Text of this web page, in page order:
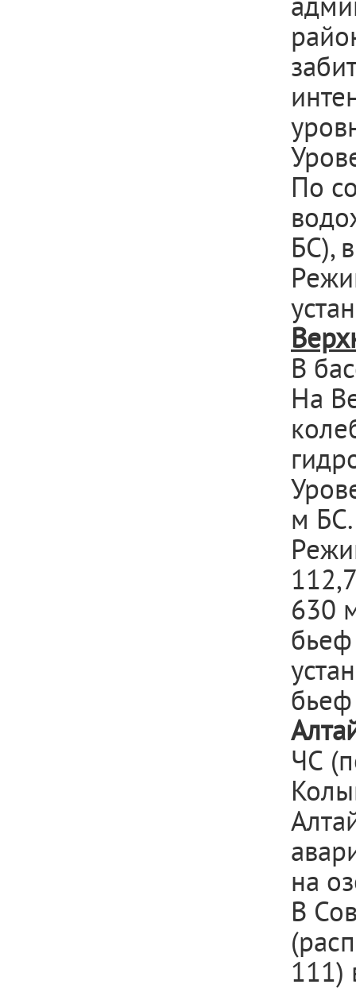
По
БС),
В
На
м БС.
630
ЧС
на
В
111)